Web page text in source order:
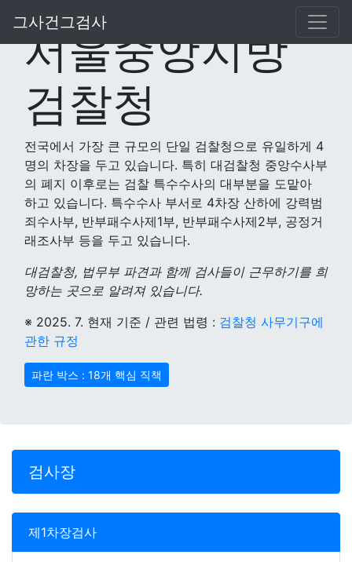
그사건그검사
서울중앙지방
검찰청
전국에서 가장 큰 규모의 단일 검찰청으로 유일하게 4
명의 차장을 두고 있습니다. 특히 대검찰청 중앙수사부
의 폐지 이후로는 검찰 특수수사의 대부분을 도맡아
하고 있습니다. 특수수사 부서로 4차장 산하에 강력범
죄수사부, 반부패수사제1부, 반부패수사제2부, 공정거
래조사부 등을 두고 있습니다.
대검찰청, 법무부 파견과 함께 검사들이 근무하기를 희
망하는 곳으로 알려져 있습니다.
※ 2025. 7. 현재 기준 / 관련 법령 : 검찰청 사무기구에
관한 규정
파란 박스 : 18개 핵심 직책
검사장
제1차장검사